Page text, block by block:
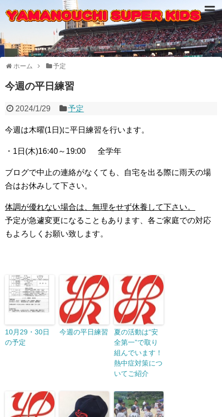
ホーム 予定
今週の平日練習
2024/1/29 予定
今週は木曜(1日)に平日練習を行います。
・1日(木)16:40～19:00 全学年
ブログで中止の連絡がなくても、自宅を出る際に雨天の場
合はお休みして下さい。
体調が優れない場合は、無理をせず休養して下さい。
予定が急遽変更になることもあります、各ご家庭での対応
もよろしくお願い致します。
10月29・30日
の予定
今週の平日練習
夏の活動は“安
全第一”で取り
組んでいます！
熱中症対策につ
いてご紹介